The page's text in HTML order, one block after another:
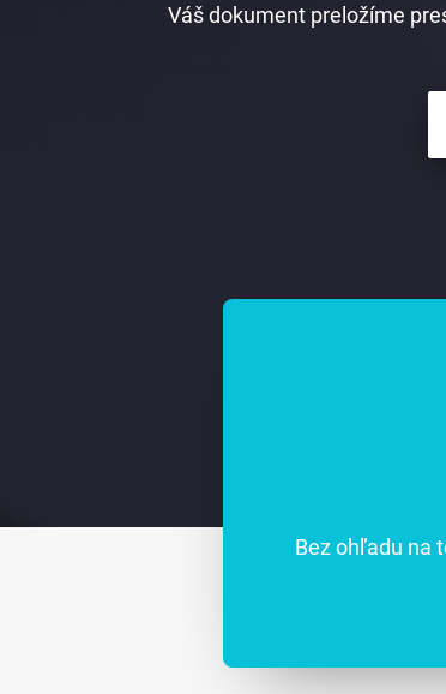
Váš dokument preložíme
Bez ohľadu na